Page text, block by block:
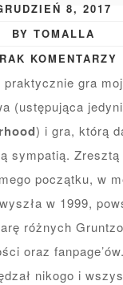
8, 2017
BY TOMALLA
KOMENTARZY
gra
(ustępująca
) i gra, którą
sympatią.
początku, w
w 1999,
różnych
oraz
nikogo i